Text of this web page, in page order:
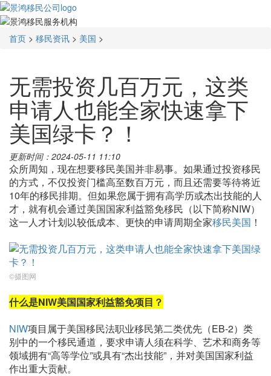
首页 > 移民资讯 > 美国 >
无需投资几百万元，这类
申请人也能全家快速拿下
美国绿卡？！
更新时间：2024-05-11 11:10
众所周知，现在想要移民美国并非易事。如果通过投资移民
的方式，不仅投资门槛高至数百万元，而且还需要等待将近
10年的移民排期。但如果您属于拥有高学历或杰出技能的人
才，就有机会通过美国国家利益豁免移民（以下简称NIW）
这一人才计划以较低成本、更快的申请周期全家移民美国 ！
©摄图网
什么是NIW美国国家利益豁免项目？
NIW项目属于美国移民法职业移民第二类优先（EB-2）类
别中的一个移民通道，要求申请人须在科学、艺术和商务等
领域拥有“高等学位”或具有“杰出技能”，并对美国国家利益
作出重大贡献。